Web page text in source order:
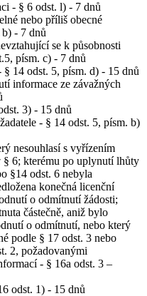
- § 6 odst. l) - 7 dnů
nebo příliš obecné
- 7 dnů
se k působnosti
písm. c) - 7 dnů
14 odst. 5, písm. d) - 15 dnů
informace ze závažných
3) - 15 dnů
- § 14 odst. 5, písm. b)
nesouhlasí s vyřízením
§ 6; kterému po uplynutí lhůty
§14 odst. 6 nebyla
konečná licenční
o odmítnutí žádosti;
částečně, aniž bylo
o odmítnutí, nebo který
podle § 17 odst. 3 nebo
2, požadovanými
- § 16a odst. 3 –
odst. 1) - 15 dnů